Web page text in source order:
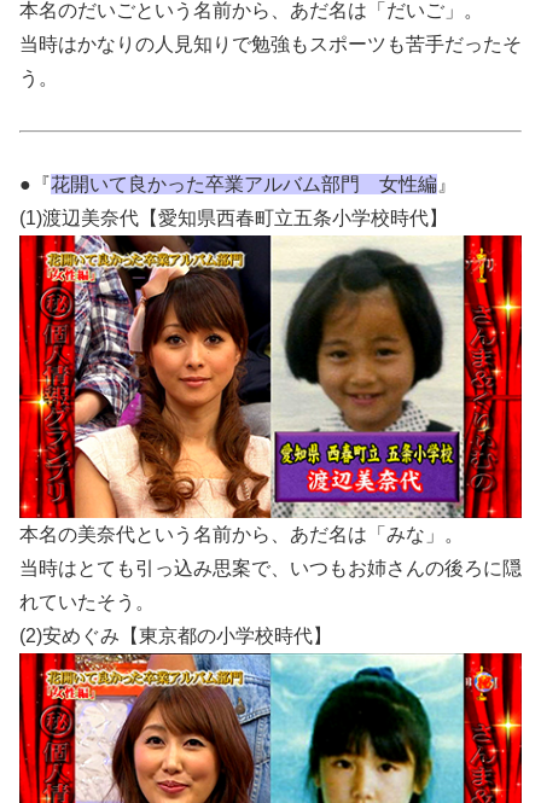
本名のだいごという名前から、あだ名は「だいご」。
当時はかなりの人見知りで勉強もスポーツも苦手だったそ
う。
●『花開いて良かった卒業アルバム部門 女性編 』
(1)渡辺美奈代【愛知県西春町立五条小学校時代】
本名の美奈代という名前から、あだ名は「みな」。
当時はとても引っ込み思案で、いつもお姉さんの後ろに隠
れていたそう。
(2)安めぐみ【東京都の小学校時代】